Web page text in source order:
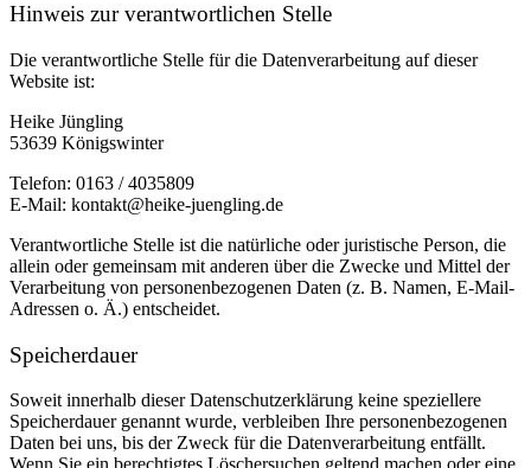
Hinweis zur verantwortlichen Stelle
Die verantwortliche Stelle für die Datenverarbeitung auf dieser
Website ist:
Heike Jüngling
53639 Königswinter
Telefon: 0163 / 4035809
E-Mail: kontakt@heike-juengling.de
Verantwortliche Stelle ist die natürliche oder juristische Person, die
allein oder gemeinsam mit anderen über die Zwecke und Mittel der
Verarbeitung von personenbezogenen Daten (z. B. Namen, E-Mail-
Adressen o. Ä.) entscheidet.
Speicherdauer
Soweit innerhalb dieser Datenschutzerklärung keine speziellere
Speicherdauer genannt wurde, verbleiben Ihre personenbezogenen
Daten bei uns, bis der Zweck für die Datenverarbeitung entfällt.